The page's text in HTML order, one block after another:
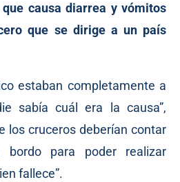
causa diarrea y vómitos
que se dirige a un país
estaban completamente a
sabía cuál era la causa”,
los cruceros deberían contar
bordo para poder realizar
fallece”.